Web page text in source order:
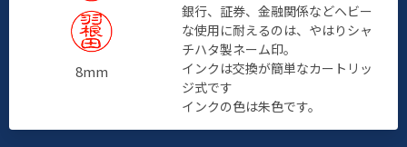
8mm
銀行、証券、金融関係などヘビー
な使用に耐えるのは、やはりシャ
チハタ製ネーム印。
インクは交換が簡単なカートリッ
ジ式です
インクの色は朱色です。